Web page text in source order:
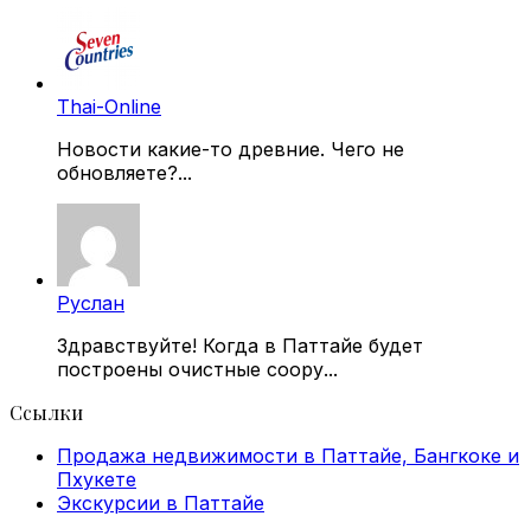
Thai-Online
Новости какие-то древние. Чего не
обновляете?...
Руслан
Здравствуйте! Когда в Паттайе будет
построены очистные соору...
Ссылки
Продажа недвижимости в Паттайе, Бангкоке и
Пхукете
Экскурсии в Паттайе